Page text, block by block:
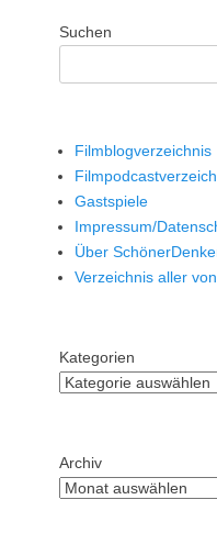
Suchen
Filmblogverzeichnis
Gastspiele
Impressum/
Über
Verzeichnis aller
Kategorien
Archiv